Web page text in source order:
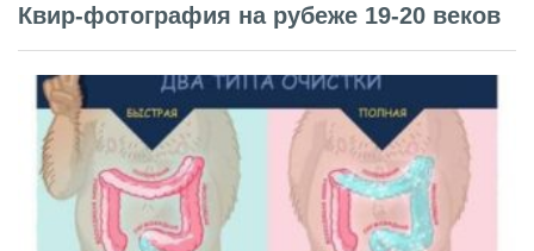
Квир-фотография на рубеже 19-20 веков